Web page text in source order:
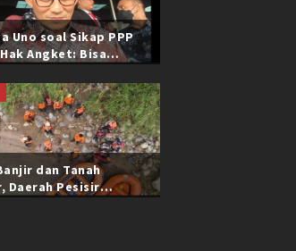
Uno soal Sikap PPP
Angket: Bisa
dan Tanah
Daerah Pesisir